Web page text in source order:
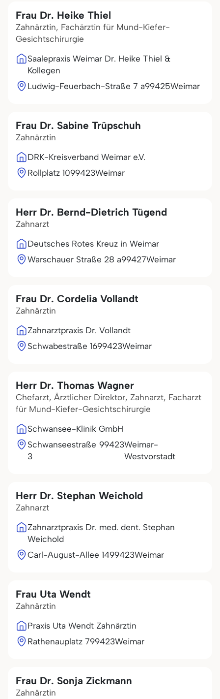
Frau Dr. Heike Thiel
Zahnärztin, Fachärztin für Mund-Kiefer-
Gesichtschirurgie
Saalepraxis Weimar Dr. Heike Thiel &
Kollegen
Ludwig-Feuerbach-Straße 7 a99425Weimar
Frau Dr. Sabine Trüpschuh
Zahnärztin
DRK-Kreisverband Weimar e.V.
Rollplatz 1099423Weimar
Herr Dr. Bernd-Dietrich Tügend
Zahnarzt
Deutsches Rotes Kreuz in Weimar
Warschauer Straße 28 a99427Weimar
Frau Dr. Cordelia Vollandt
Zahnärztin
Zahnarztpraxis Dr. Vollandt
Schwabestraße 1699423Weimar
Herr Dr. Thomas Wagner
Chefarzt, Ärztlicher Direktor, Zahnarzt, Facharzt
für Mund-Kiefer-Gesichtschirurgie
Schwansee-Klinik GmbH
Schwanseestraße
3
99423Weimar-
Westvorstadt
Herr Dr. Stephan Weichold
Zahnarzt
Zahnarztpraxis Dr. med. dent. Stephan
Weichold
Carl-August-Allee 1499423Weimar
Frau Uta Wendt
Zahnärztin
Praxis Uta Wendt Zahnärztin
Rathenauplatz 799423Weimar
Frau Dr. Sonja Zickmann
Zahnärztin